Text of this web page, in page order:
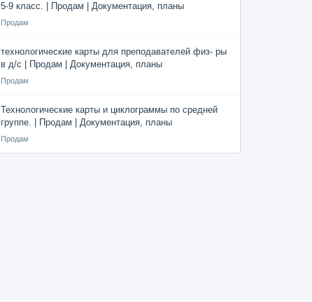
5-9 класс. | Продам | Документация, планы
Продам
технологические карты для преподавателей физ- ры
в д/с | Продам | Документация, планы
Продам
Технологические карты и циклограммы по средней
группе. | Продам | Документация, планы
Продам